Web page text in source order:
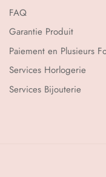
FAQ
Garantie Produit
Paiement en Plusieurs
Services Horlogerie
Services Bijouterie